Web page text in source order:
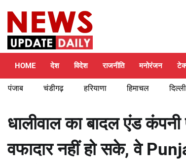
content
HOME देश विदेश राजनीति मनोरंजन
पंजाब चंडीगढ़ हरियाणा हिमाचल दिल्ली
धालीवाल का बादल एंड
वफादार नहीं हो सके, वे